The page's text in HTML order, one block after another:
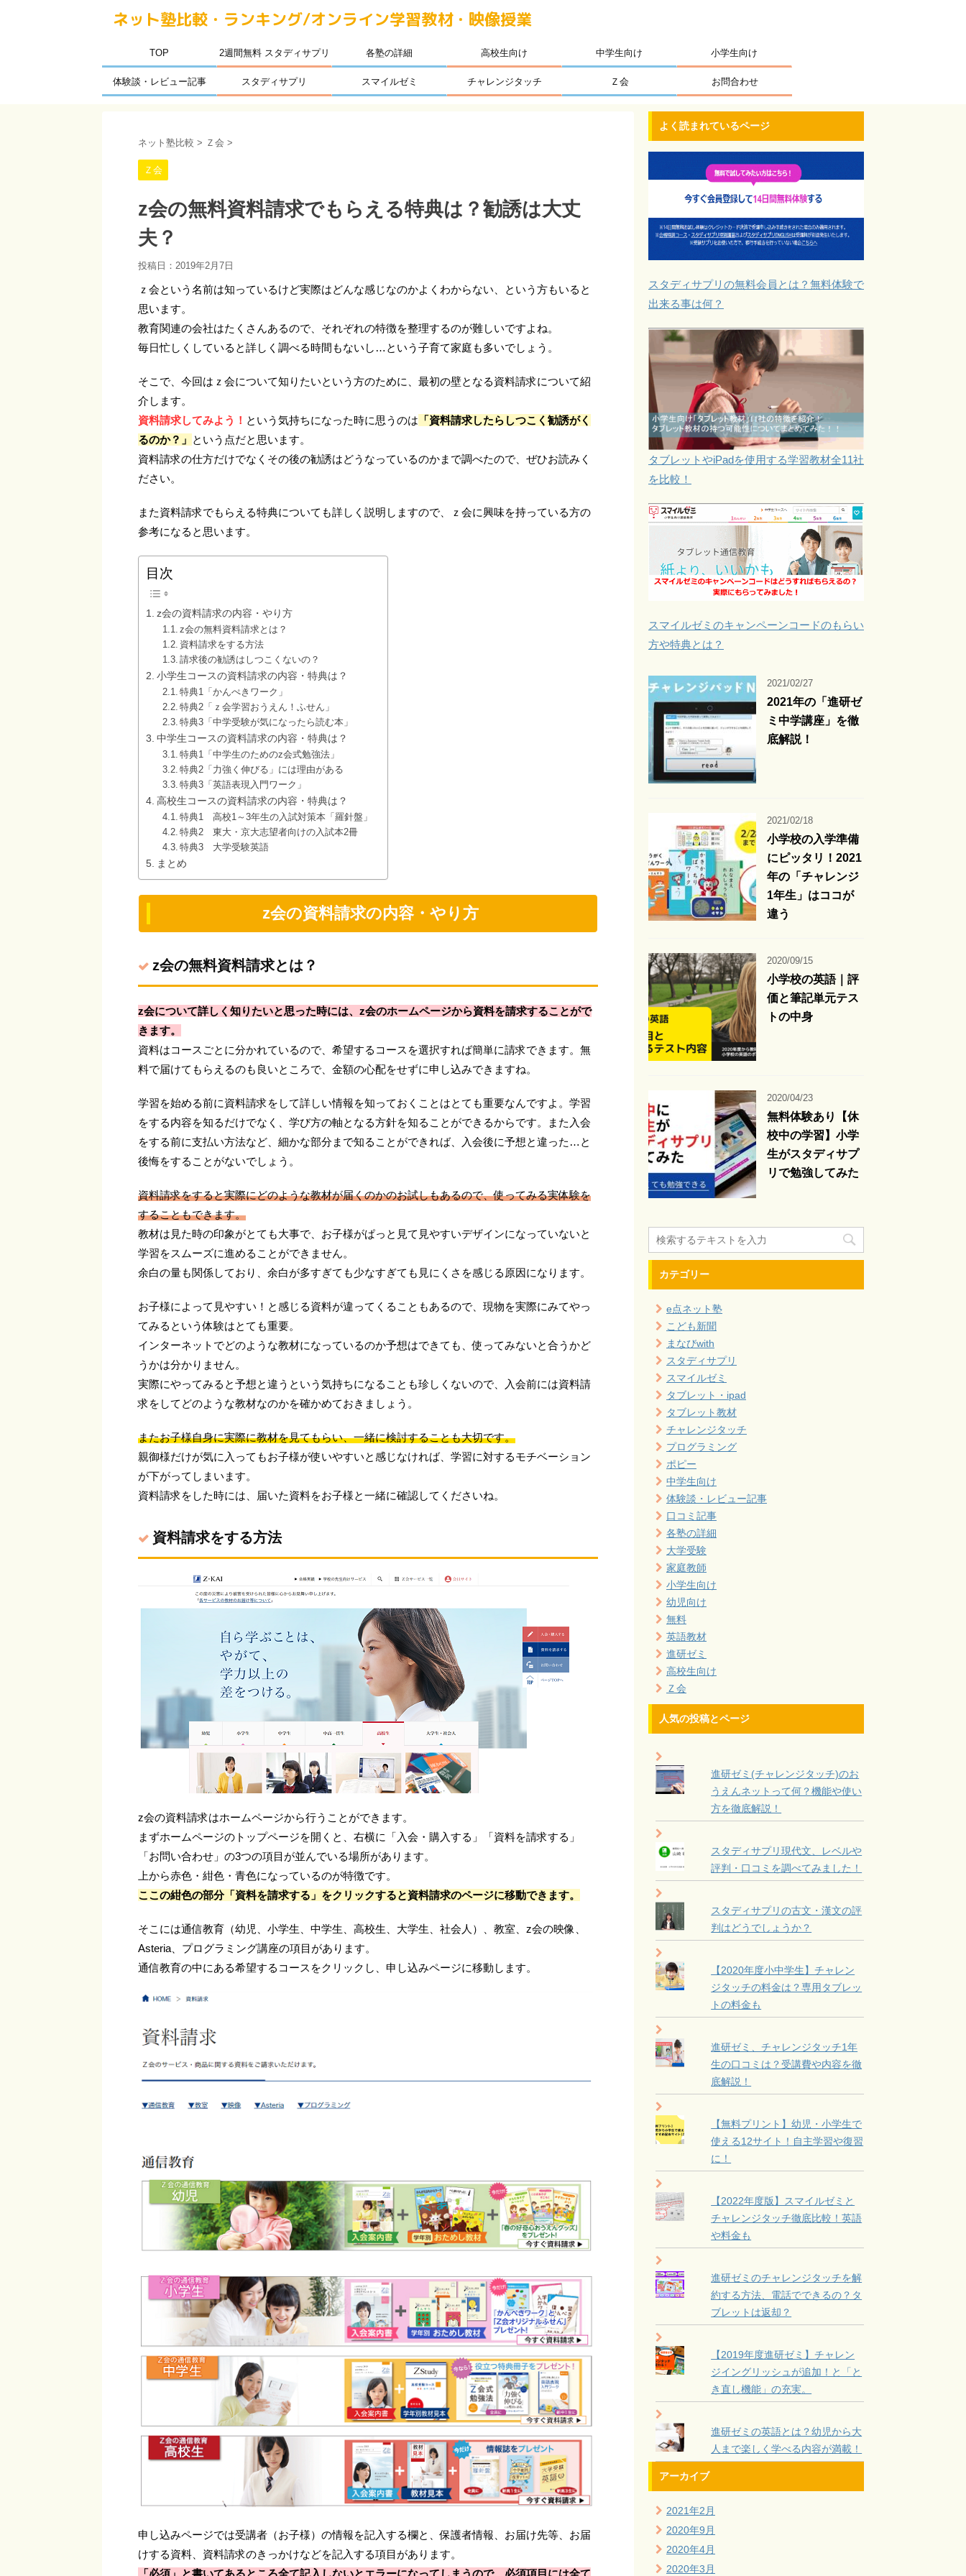
ネット塾比較・ランキング/オンライン学習教材・映像授業
TOP 2週間無料 スタディサプリ 各塾の詳細 高校生向け 中学生向け 小学生向け
体験談・レビュー記事 スタディサプリ スマイルゼミ チャレンジタッチ Ｚ会 お問合わせ
ネット塾比較 > Ｚ会 >
Ｚ会
z会の無料資料請求でもらえる特典は？勧誘は大丈
夫？
投稿日： 2019年2月7日
ｚ会という名前は知っているけど実際はどんな感じなのかよくわからない、という方もいると
思います。
教育関連の会社はたくさんあるので、それぞれの特徴を整理するのが難しいですよね。
毎日忙しくしていると詳しく調べる時間もないし…という子育て家庭も多いでしょう。
そこで、今回はｚ会について知りたいという方のために、最初の壁となる資料請求について紹
介します。
資料請求してみよう！ という気持ちになった時に思うのは 「資料請求したらしつこく勧誘がく
るのか？」 という点だと思います。
資料請求の仕方だけでなくその後の勧誘はどうなっているのかまで調べたので、ぜひお読みく
ださい。
また資料請求でもらえる特典についても詳しく説明しますので、ｚ会に興味を持っている方の
参考になると思います。
目次
z会の資料請求の内容・やり方
z会の無料資料請求とは？
資料請求をする方法
請求後の勧誘はしつこくないの？
小学生コースの資料請求の内容・特典は？
特典1「かんぺきワーク」
特典2「ｚ会学習おうえん！ふせん」
特典3「中学受験が気になったら読む本」
中学生コースの資料請求の内容・特典は？
特典1「中学生のためのz会式勉強法」
特典2「力強く伸びる」には理由がある
特典3「英語表現入門ワーク」
高校生コースの資料請求の内容・特典は？
特典1 高校1～3年生の入試対策本「羅針盤」
特典2 東大・京大志望者向けの入試本2冊
特典3 大学受験英語
まとめ
z会の資料請求の内容・やり方
z会の無料資料請求とは？
z会について詳しく知りたいと思った時には、z会のホームページから資料を請求することがで
きます。
資料はコースごとに分かれているので、希望するコースを選択すれば簡単に請求できます。無
料で届けてもらえるのも良いところで、金額の心配をせずに申し込みできますね。
学習を始める前に資料請求をして詳しい情報を知っておくことはとても重要なんですよ。学習
をする内容を知るだけでなく、学び方の軸となる方針を知ることができるからです。また入会
をする前に支払い方法など、細かな部分まで知ることができれば、入会後に予想と違った…と
後悔をすることがないでしょう。
資料請求をすると実際にどのような教材が届くのかのお試しもあるので、使ってみる実体験を
することもできます。
教材は見た時の印象がとても大事で、お子様がぱっと見て見やすいデザインになっていないと
学習をスムーズに進めることができません。
余白の量も関係しており、余白が多すぎても少なすぎても見にくさを感じる原因になります。
お子様によって見やすい！と感じる資料が違ってくることもあるので、現物を実際にみてやっ
てみるという体験はとても重要。
インターネットでどのような教材になっているのか予想はできても、使ってみないと合うかど
うかは分かりません。
実際にやってみると予想と違うという気持ちになることも珍しくないので、入会前には資料請
求をしてどのような教材なのかを確かめておきましょう。
またお子様自身に実際に教材を見てもらい、一緒に検討することも大切です。
親御様だけが気に入ってもお子様が使いやすいと感じなければ、学習に対するモチベーション
が下がってしまいます。
資料請求をした時には、届いた資料をお子様と一緒に確認してくださいね。
資料請求をする方法
z会の資料請求はホームページから行うことができます。
まずホームページのトップページを開くと、右横に「入会・購入する」「資料を請求する」
「お問い合わせ」の3つの項目が並んでいる場所があります。
上から赤色・紺色・青色になっているのが特徴です。
ここの紺色の部分「資料を請求する」をクリックすると資料請求のページに移動できます。
そこには通信教育（幼児、小学生、中学生、高校生、大学生、社会人）、教室、z会の映像、
Asteria、プログラミング講座の項目があります。
通信教育の中にある希望するコースをクリックし、申し込みページに移動します。
申し込みページでは受講者（お子様）の情報を記入する欄と、保護者情報、お届け先等、お届
けする資料、資料請求のきっかけなどを記入する項目があります。
よく読まれているページ
スタディサプリの無料会員とは？無料体験で
出来る事は何？
タブレットやiPadを使用する学習教材全11社
を比較！
スマイルゼミのキャンペーンコードのもらい
方や特典とは？
2021/02/27
2021年の「進研ゼ
ミ中学講座」を徹
底解説！
2021/02/18
小学校の入学準備
にピッタリ！2021
年の「チャレンジ
1年生」はココが
違う
2020/09/15
小学校の英語｜評
価と筆記単元テス
トの中身
2020/04/23
無料体験あり【休
校中の学習】小学
生がスタディサプ
リで勉強してみた
カテゴリー
e点ネット塾
こども新聞
まなびwith
スタディサプリ
スマイルゼミ
タブレット・ipad
タブレット教材
チャレンジタッチ
プログラミング
ポピー
中学生向け
体験談・レビュー記事
口コミ記事
各塾の詳細
大学受験
家庭教師
小学生向け
幼児向け
無料
英語教材
進研ゼミ
高校生向け
Ｚ会
人気の投稿とページ
進研ゼミ(チャレンジタッチ)のお
うえんネットって何？機能や使い
方を徹底解説！
スタディサプリ現代文、レベルや
評判・口コミを調べてみました！
スタディサプリの古文・漢文の評
判はどうでしょうか？
【2020年度小中学生】チャレン
ジタッチの料金は？専用タブレッ
トの料金も
進研ゼミ、チャレンジタッチ1年
生の口コミは？受講費や内容を徹
底解説！
【無料プリント】幼児・小学生で
使える12サイト！自主学習や復習
に！
【2022年度版】スマイルゼミと
チャレンジタッチ徹底比較！英語
や料金も
進研ゼミのチャレンジタッチを解
約する方法、電話でできるの？タ
ブレットは返却？
【2019年度進研ゼミ】チャレン
ジイングリッシュが追加！と「と
き直し機能」の充実。
進研ゼミの英語とは？幼児から大
人まで楽しく学べる内容が満載！
アーカイブ
2021年2月
2020年9月
2020年4月
2020年3月